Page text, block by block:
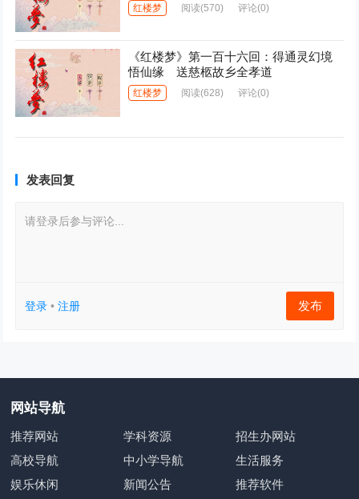
红楼梦 阅读(570) 评论(0)
《红楼梦》第一百十六回：得通灵幻境
悟仙缘 送慈柩故乡全孝道
红楼梦 阅读(628) 评论(0)
发表回复
请登录后参与评论...
登录 •注册 发布
网站导航
推荐网站 学科资源
招生办网站
高校导航
中小学导航
生活服务
娱乐休闲
新闻公告
推荐软件